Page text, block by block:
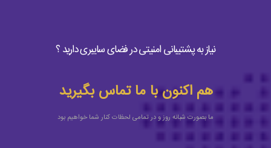
نیاز به پشتیبانی امنیتی در فضای سایبری دارید ؟
هم اکنون با ما تماس بگیرید
ما بصورت شبانه روز و در تمامی لحظات کنار شما خواهیم بود